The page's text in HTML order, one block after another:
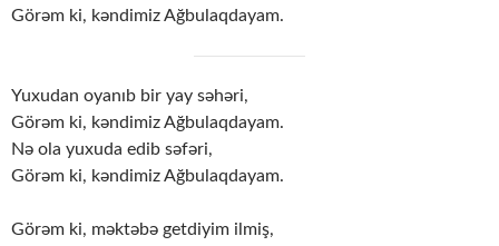
Görəm ki, kəndimiz Ağbulaqdayam.
Yuxudan oyanıb bir yay səhəri,
Görəm ki, kəndimiz Ağbulaqdayam.
Nə ola yuxuda edib səfəri,
Görəm ki, kəndimiz Ağbulaqdayam.
Görəm ki, məktəbə getdiyim ilmiş,